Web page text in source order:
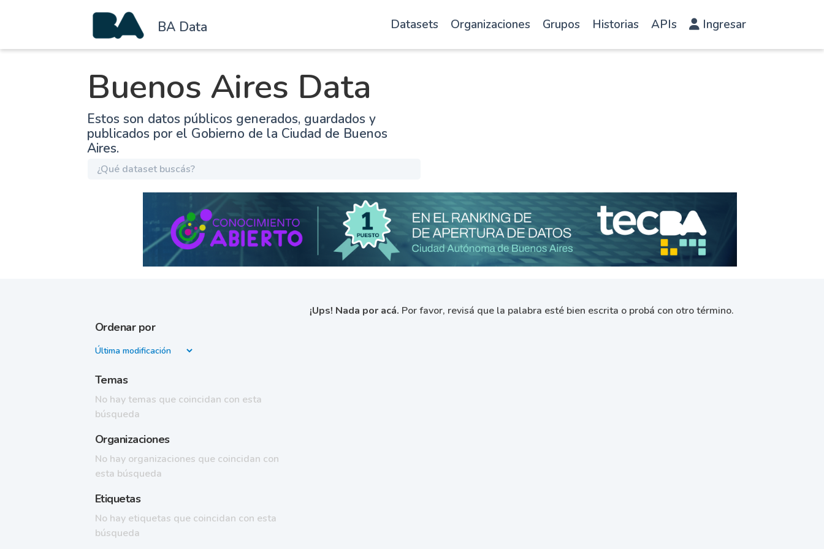
BA Data Datasets Organizaciones Grupos Historias APIs Ingresar
Buenos Aires Data
Estos son datos públicos generados, guardados y
publicados por el Gobierno de la Ciudad de Buenos
Aires.
Ordenar por
Temas
No hay temas que coincidan con esta
búsqueda
Organizaciones
No hay organizaciones que coincidan con
esta búsqueda
Etiquetas
No hay etiquetas que coincidan con esta
búsqueda
¡Ups! Nada por acá. Por favor, revisá que la palabra esté bien escrita o probá con otro término.